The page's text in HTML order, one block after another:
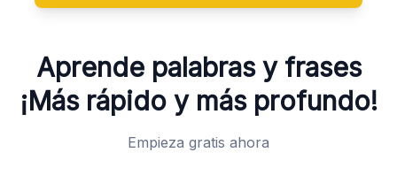
Aprende palabras y frases
¡Más rápido y más profundo!
Empieza gratis ahora